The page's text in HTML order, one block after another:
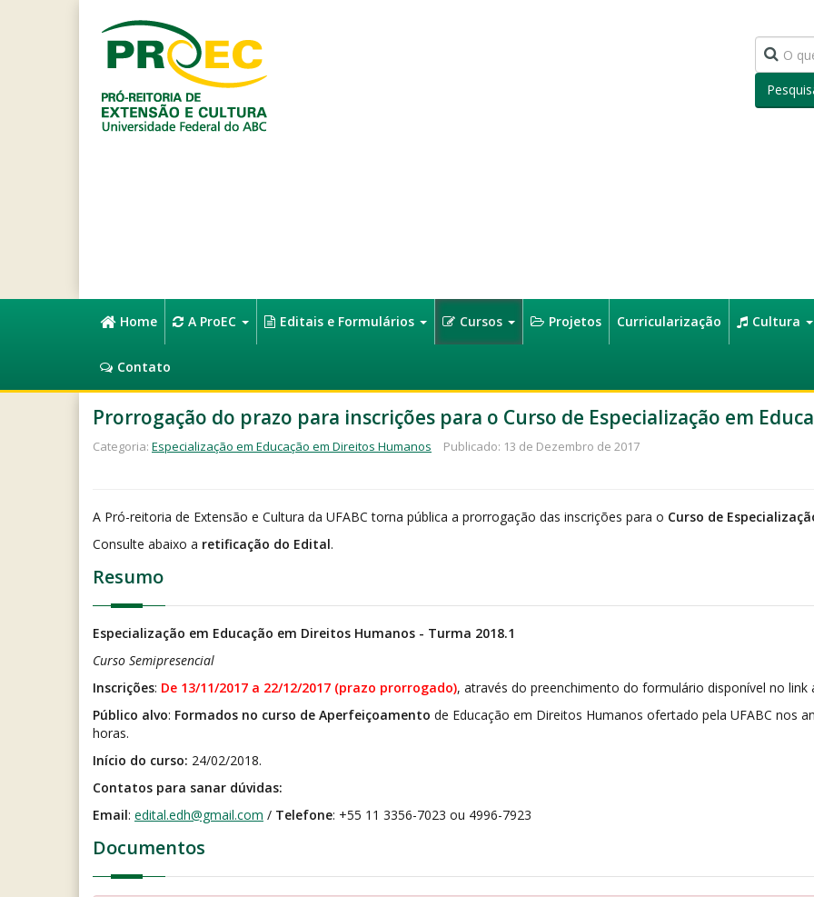
Home A ProEC Editais e Formulários Cursos Projetos Curricularização Cultura
Contato
Prorrogação do prazo para inscrições para o Curso de Especialização em
Categoria: Especialização em Educação em Direitos Humanos Publicado: 13 de Dezembro de 2017
A Pró-reitoria de Extensão e Cultura da UFABC torna pública a prorrogação das inscrições para o Curso de
Consulte abaixo a retificação do Edital.
Resumo
Especialização em Educação em Direitos Humanos - Turma 2018.1
Curso Semipresencial
Inscrições: De 13/11/2017 a 22/12/2017 (prazo prorrogado), através do preenchimento do formulário disponível no link
Público alvo: Formados no curso de Aperfeiçoamento de Educação em Direitos Humanos ofertado pela UFABC nos
horas.
Início do curso: 24/02/2018.
Contatos para sanar dúvidas:
Email: edital.edh@gmail.com / Telefone: +55 11 3356-7023 ou 4996-7923
Documentos